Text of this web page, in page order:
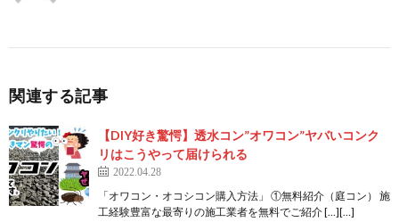
関連する記事
【DIY好き驚愕】透水コン”オワコン”ヤバいコンク
リはこうやって届けられる
2022.04.28
「オワコン・オコシコン購入方法」 ①無料紹介（庭コン） 施
工経験豊富な最寄りの施工業者を無料でご紹介 […][…]